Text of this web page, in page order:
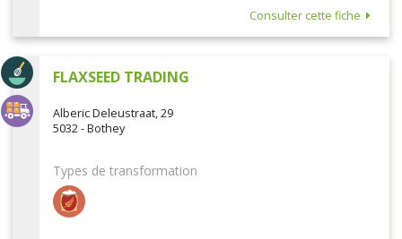
Consulter cette fiche
FLAXSEED TRADING
Alberic Deleustraat, 29
5032 - Bothey
Types de transformation